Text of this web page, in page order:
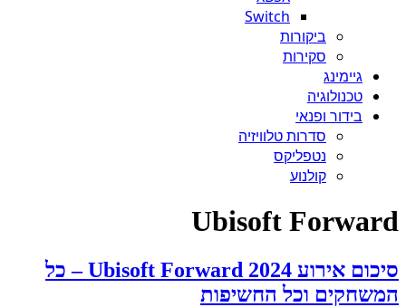
Switch
ביקורות
סקירות
גיימינג
טכנולוגיה
בידור ופנאי
סדרות טלוויזיה
נטפליקס
קולנוע
Ubisoft Forward
סיכום אירוע Ubisoft Forward 2024 – כל
המשחקים וכל החשיפות